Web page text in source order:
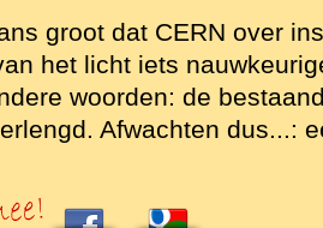
groot dat CERN over
het licht iets
woorden: de
Afwachten dus...: